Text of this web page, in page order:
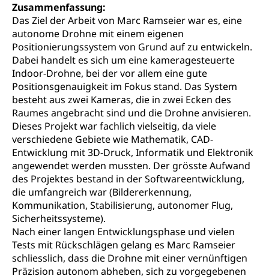
Zusammenfassung:
Das Ziel der Arbeit von Marc Ramseier war es, eine
autonome Drohne mit einem eigenen
Positionierungssystem von Grund auf zu entwickeln.
Dabei handelt es sich um eine kameragesteuerte
Indoor-Drohne, bei der vor allem eine gute
Positionsgenauigkeit im Fokus stand. Das System
besteht aus zwei Kameras, die in zwei Ecken des
Raumes angebracht sind und die Drohne anvisieren.
Dieses Projekt war fachlich vielseitig, da viele
verschiedene Gebiete wie Mathematik, CAD-
Entwicklung mit 3D-Druck, Informatik und Elektronik
angewendet werden mussten. Der grösste Aufwand
des Projektes bestand in der Softwareentwicklung,
die umfangreich war (Bildererkennung,
Kommunikation, Stabilisierung, autonomer Flug,
Sicherheitssysteme).
Nach einer langen Entwicklungsphase und vielen
Tests mit Rückschlägen gelang es Marc Ramseier
schliesslich, dass die Drohne mit einer vernünftigen
Präzision autonom abheben, sich zu vorgegebenen
Dienststelle Kultur
Kunst & Kultur (Luzern Tourismus)
Kulturförderung
Kulturpolitik, Sprachförderung, Denkmalpflege,
kulturelles Angebot, Kulturerbe, kulturelles Erbe,
Nachwuchsförderung, Vermittlung, Selektive
Förderung, Kulturausschreibungen, Kulturpreis,
Werkbeitrag, Produktionsbeitrag, Recherche,
Bildende Kunst, Angewandte Kunst, Theater/Tanz,
Musik, Entwicklung, Programmbeiträge,
Filmförderung, Regionale Förderfonds,
Werkankäufe, Kunstankäufe, Kunst und Bau, Schule
und Kultur, Kulturgesuche, Kulturvermittlung
Kulturförderung und Vermittlung
Angebote für Schulklassen
Zentralschweizer Filmförderung
Mobilität
Schiene und öffentlicher Verkehr
Schienenverkehr, Zugverkehr, Bahnverkehr,
Transportmittel, öffentlicher Verkehr
Verkehrsverbund Luzern VVL
Schifffahrt